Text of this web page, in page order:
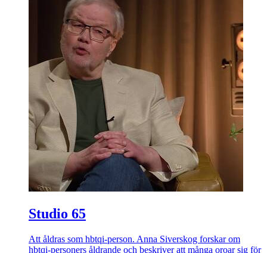
Studio 65
Att åldras som hbtqi-person. Anna Siverskog forskar om
hbtqi-personers åldrande och beskriver att många oroar sig för